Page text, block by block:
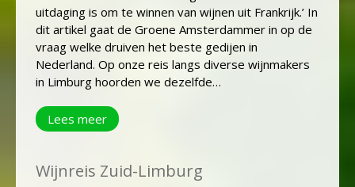
uitdaging is om te winnen van wijnen uit Frankrijk.’ In
dit artikel gaat de Groene Amsterdammer in op de
vraag welke druiven het beste gedijen in
Nederland. Op onze reis langs diverse wijnmakers
in Limburg hoorden we dezelfde…
Lees meer
Wijnreis Zuid-Limburg